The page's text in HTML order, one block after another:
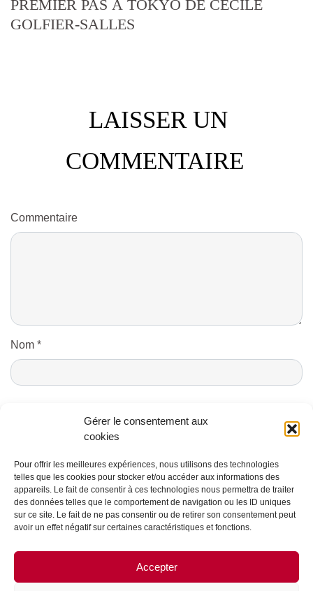
Gérer le consentement aux
cookies
Pour offrir les meilleures expériences, nous utilisons des technologies
telles que les cookies pour stocker et/ou accéder aux informations des
appareils. Le fait de consentir à ces technologies nous permettra de traiter
des données telles que le comportement de navigation ou les ID uniques
sur ce site. Le fait de ne pas consentir ou de retirer son consentement peut
avoir un effet négatif sur certaines caractéristiques et fonctions.
Accepter
PREMIER PAS À TOKYO DE CÉCILE
GOLFIER-SALLES
LAISSER UN
COMMENTAIRE
Commentaire
Nom *